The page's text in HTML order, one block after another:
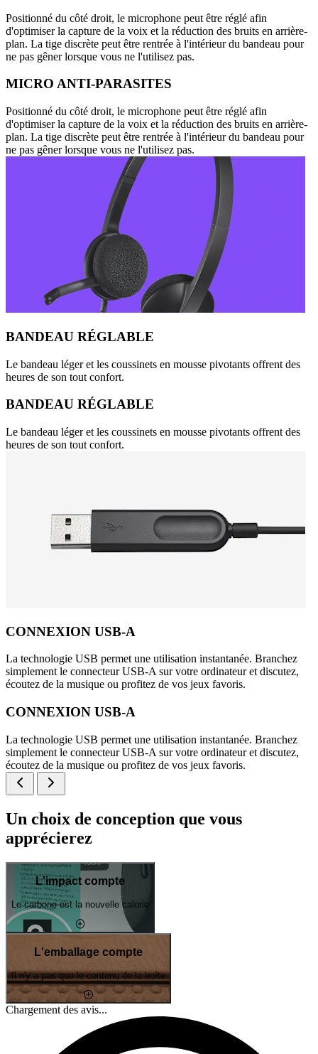
Positionné du côté droit, le microphone peut être réglé afin
d'optimiser la capture de la voix et la réduction des bruits en arrière-
plan. La tige discrète peut être rentrée à l'intérieur du bandeau pour
ne pas gêner lorsque vous ne l'utilisez pas.
MICRO ANTI-PARASITES
Positionné du côté droit, le microphone peut être réglé afin
d'optimiser la capture de la voix et la réduction des bruits en arrière-
plan. La tige discrète peut être rentrée à l'intérieur du bandeau pour
ne pas gêner lorsque vous ne l'utilisez pas.
BANDEAU RÉGLABLE
Le bandeau léger et les coussinets en mousse pivotants offrent des
heures de son tout confort.
BANDEAU RÉGLABLE
Le bandeau léger et les coussinets en mousse pivotants offrent des
heures de son tout confort.
CONNEXION USB-A
La technologie USB permet une utilisation instantanée. Branchez
simplement le connecteur USB-A sur votre ordinateur et discutez,
écoutez de la musique ou profitez de vos jeux favoris.
CONNEXION USB-A
La technologie USB permet une utilisation instantanée. Branchez
simplement le connecteur USB-A sur votre ordinateur et discutez,
écoutez de la musique ou profitez de vos jeux favoris.
Un choix de conception que vous
apprécierez
L'impact compte
Le carbone est la nouvelle calorie
L'emballage compte
Il n'y a pas que le contenu de la boîte
Chargement des avis...